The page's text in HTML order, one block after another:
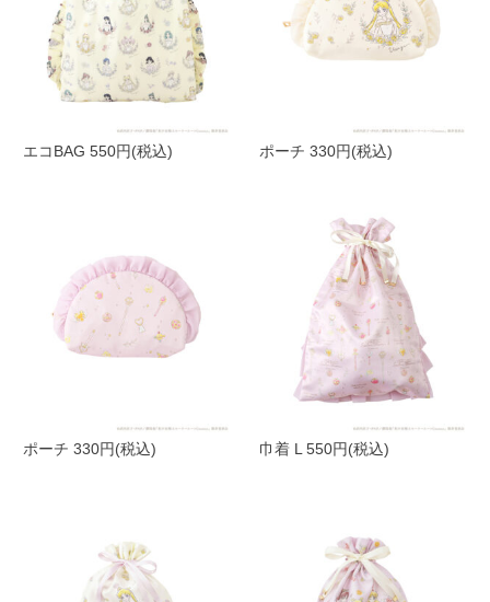
エコBAG 550円(税込) ポーチ 330円(税込)
ポーチ 330円(税込) 巾着 L 550円(税込)